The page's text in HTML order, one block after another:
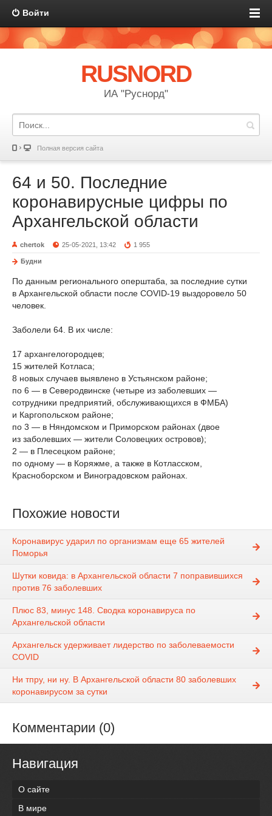
Войти
RUSNORD
ИА "Руснорд"
Полная версия сайта
64 и 50. Последние
коронавирусные цифры по
Архангельской области
chertok 25-05-2021, 13:42 1 955
Будни
По данным регионального оперштаба, за последние сутки
в Архангельской области после COVID-19 выздоровело 50
человек.
Заболели 64. В их числе:
17 архангелогородцев;
15 жителей Котласа;
8 новых случаев выявлено в Устьянском районе;
по 6 — в Северодвинске (четыре из заболевших —
сотрудники предприятий, обслуживающихся в ФМБА)
и Каргопольском районе;
по 3 — в Няндомском и Приморском районах (двое
из заболевших — жители Соловецких островов);
2 — в Плесецком районе;
по одному — в Коряжме, а также в Котласском,
Красноборском и Виноградовском районах.
Похожие новости
Коронавирус ударил по организмам еще 65 жителей
Поморья
Шутки ковида: в Архангельской области 7 поправившихся
против 76 заболевших
Плюс 83, минус 148. Сводка коронавируса по
Архангельской области
Архангельск удерживает лидерство по заболеваемости
COVID
Ни тпру, ни ну. В Архангельской области 80 заболевших
коронавирусом за сутки
Комментарии (0)
Навигация
О сайте
В мире